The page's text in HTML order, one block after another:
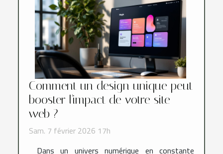
Comment un design unique peut
booster l'impact de votre site
web ?
Sam. 7 février 2026 17h
Dans un univers numérique en constante